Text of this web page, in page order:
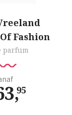
Fashion
parfum
,95